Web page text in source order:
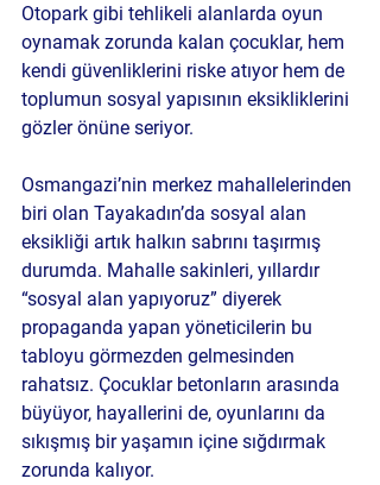
Otopark gibi tehlikeli alanlarda oyun
oynamak zorunda kalan çocuklar, hem
kendi güvenliklerini riske atıyor hem de
toplumun sosyal yapısının eksikliklerini
gözler önüne seriyor.
Osmangazi’nin merkez mahallelerinden
biri olan Tayakadın’da sosyal alan
eksikliği artık halkın sabrını taşırmış
durumda. Mahalle sakinleri, yıllardır
“sosyal alan yapıyoruz” diyerek
propaganda yapan yöneticilerin bu
tabloyu görmezden gelmesinden
rahatsız. Çocuklar betonların arasında
büyüyor, hayallerini de, oyunlarını da
sıkışmış bir yaşamın içine sığdırmak
zorunda kalıyor.